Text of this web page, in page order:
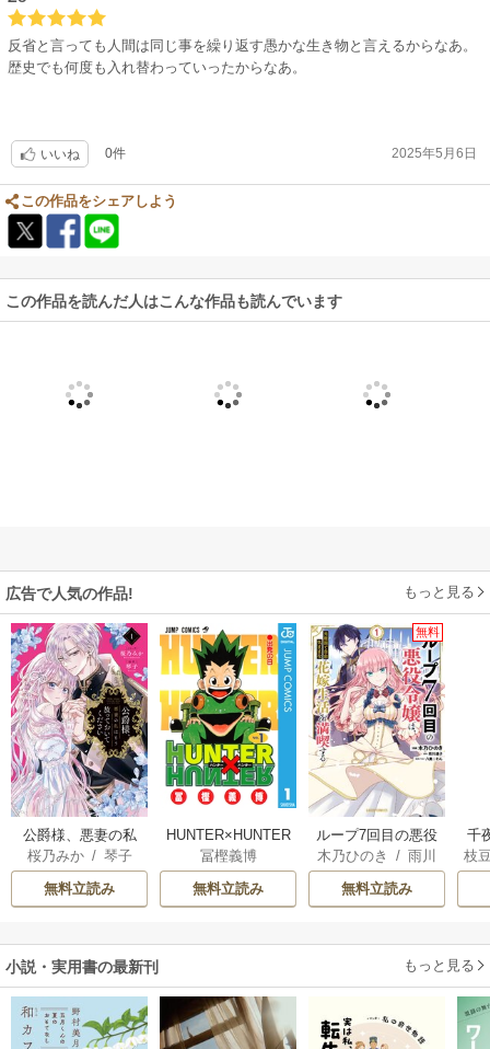
反省と言っても人間は同じ事を繰り返す愚かな生き物と言えるからなあ。
歴史でも何度も入れ替わっていったからなあ。
いいね 0件 2025年5月6日
この作品をシェアしよう
この作品を読んだ人はこんな作品も読んでいます
広告で人気の作品! もっと見る
公爵様、悪妻の私
はもう放っておい
てください
桜乃みか/ 琴子
無料立読み
HUNTER×HUNTER
モノクロ版
冨樫義博
無料立読み
無料
ループ7回目の悪役
令嬢は、元敵国で
自由気ままな花嫁
生活を満喫する
木乃ひのき /雨川
/ 八美☆わん
無料立読み
千
国
枝
小説・実用書の最新刊 もっと見る